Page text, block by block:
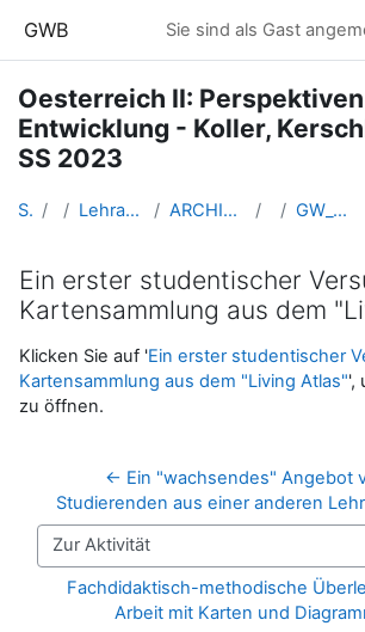
GWB Sie sind als Gast
Oesterreich II:
Entwicklung - Koller,
SS 2023
Startseite Kurse Lehramtsausbildung GW im Cluster Österreich Mitte ARCHIV - Lehrveranstaltungen am Standort Linz - seit 2016 SS_2023 GW_OEsterreichII_Koller_Kerschbaummair_2023ss
Ein erster studentischer
Kartensammlung aus dem
Abschlussbedingungen
Klicken Sie auf 'Ein erster studentischer
Kartensammlung aus dem "Living Atlas"',
zu öffnen.
← Ein "wachsendes" Angebot
Studierenden aus einer anderen
Zur Aktivität
Fachdidaktisch-methodische
Arbeit mit Karten und